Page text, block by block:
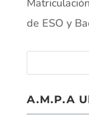
de ESO y
A.M.P.A